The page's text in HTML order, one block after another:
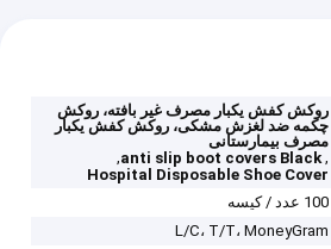
روکش کفش یکبار مصرف غیر بافته، روکش
چکمه ضد لغزش مشکی، روکش کفش یکبار
مصرف بیمارستانی
,
anti slip boot covers Black
,
Hospital Disposable Shoe Cover
100 عدد / کیسه
L/C، T/T، MoneyGram